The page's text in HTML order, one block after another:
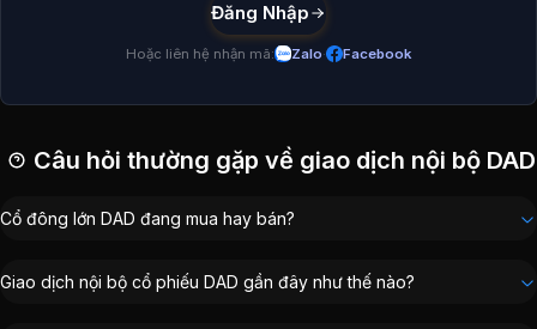
DAD-Cổ phiếu CTCP Đầu tư và
Cổ đông
Công ty TNHH MTV Nhà Xuất Bản Giáo Dục Việt Nam
Công ty Cổ phần Đầu tư tài chính Thiên Hóa
Lê Ngọc
Ban lãnh đạo liên quan giao dịch nội bộ
Đăng Nhập
Hoặc liên hệ nhận mã: Zalo· Facebook
Câu hỏi thường gặp về giao dịch nội bộ DAD
Cổ đông lớn DAD đang mua hay bán?
Giao dịch nội bộ cổ phiếu DAD gần đây như thế nào?